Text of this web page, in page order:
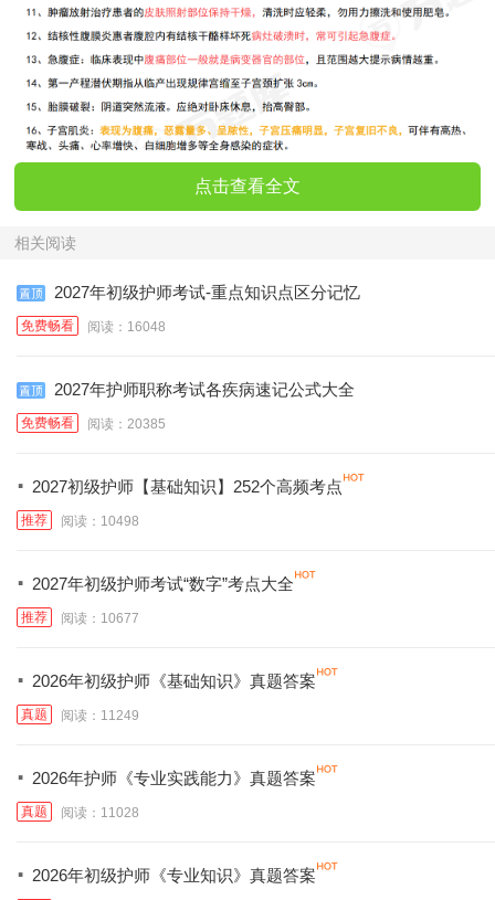
点击查看全文
相关阅读
2027年初级护师考试-重点知识点区分记忆
免费畅看 阅读：16048
2027年护师职称考试各疾病速记公式大全
免费畅看 阅读：20385
· 2027初级护师【基础知识】252个高频考点
推荐 阅读：10498
· 2027年初级护师考试“数字”考点大全
推荐 阅读：10677
· 2026年初级护师《基础知识》真题答案
真题 阅读：11249
· 2026年护师《专业实践能力》真题答案
真题 阅读：11028
· 2026年初级护师《专业知识》真题答案